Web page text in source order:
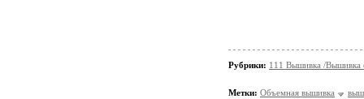
Рубрики: 111 Вышивка /Вышивка
Метки: Объемная вышивка